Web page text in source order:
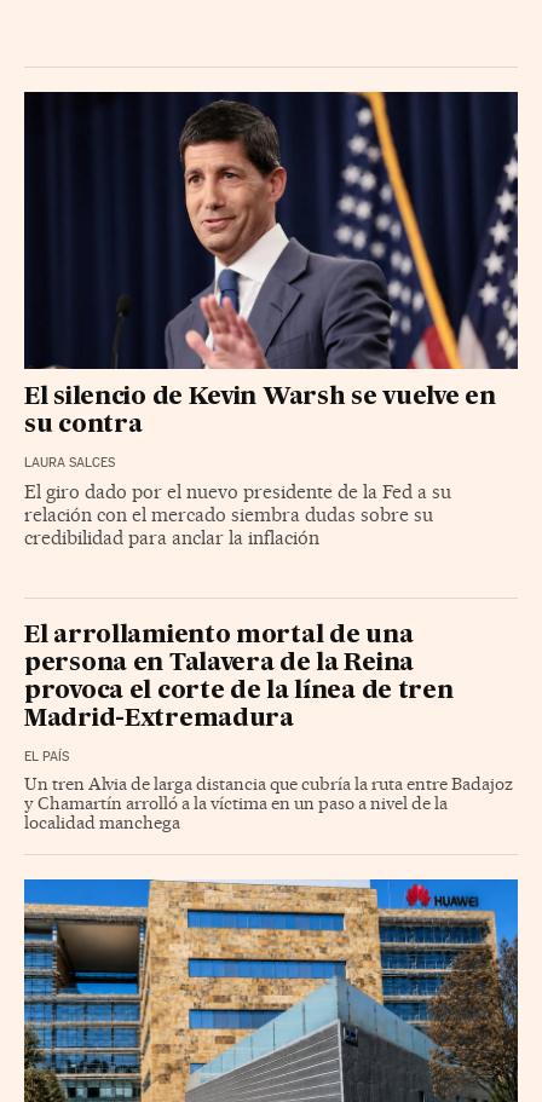
El silencio de Kevin Warsh se vuelve en
su contra
LAURA SALCES
El giro dado por el nuevo presidente de la Fed a su
relación con el mercado siembra dudas sobre su
credibilidad para anclar la inflación
El arrollamiento mortal de una
persona en Talavera de la Reina
provoca el corte de la línea de tren
Madrid-Extremadura
EL PAÍS
Un tren Alvia de larga distancia que cubría la ruta entre Badajoz
y Chamartín arrolló a la víctima en un paso a nivel de la
localidad manchega